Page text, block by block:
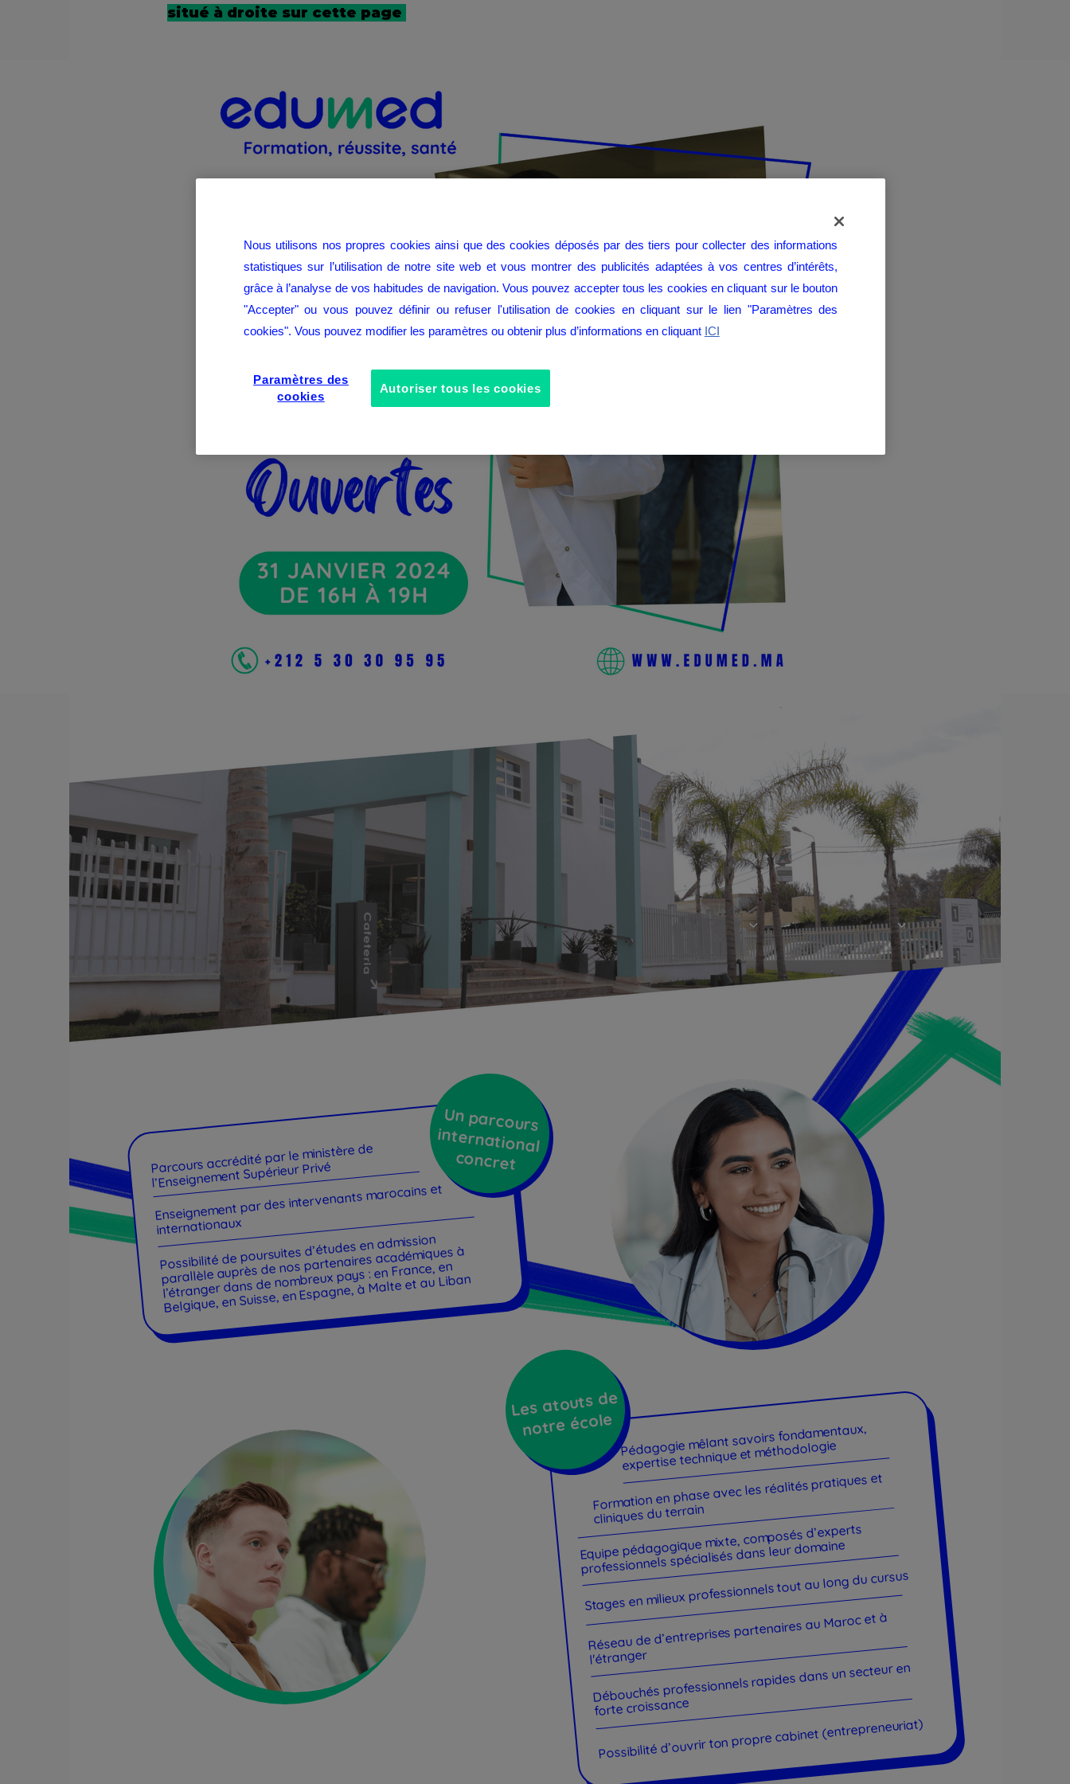
Parcours accrédité par le ministère de
l’Enseignement Supérieur Privé
Enseignement par des intervenants marocains et
internationaux
Possibilité de poursuites d’études en admission
parallèle auprès de nos partenaires académiques à
l’étranger dans de nombreux pays : en France, en
Belgique, en Suisse, en Espagne, à Malte et au Liban
Un parcours
international
concret
Pédagogie mêlant savoirs fondamentaux,
expertise technique et méthodologie
Formation en phase avec les réalités pratiques et
cliniques du terrain
Equipe pédagogique mixte, composés d’experts
professionnels spécialisés dans leur domaine
Stages en milieux professionnels tout au long du cursus
Réseau de d’entreprises partenaires au Maroc et à
l'étranger
Débouchés professionnels rapides dans un secteur en
forte croissance
Possibilité d’ouvrir ton propre cabinet (entrepreneuriat)
Les atouts de
notre école
situé à droite sur cette page
Nous utilisons nos propres cookies ainsi que des cookies déposés par des tiers pour collecter des informations
statistiques sur l’utilisation de notre site web et vous montrer des publicités adaptées à vos centres d’intérêts,
grâce à l’analyse de vos habitudes de navigation. Vous pouvez accepter tous les cookies en cliquant sur le bouton
"Accepter" ou vous pouvez définir ou refuser l'utilisation de cookies en cliquant sur le lien "Paramètres des
cookies". Vous pouvez modifier les paramètres ou obtenir plus d’informations en cliquant ICI
Paramètres des
cookies
Autoriser tous les cookies